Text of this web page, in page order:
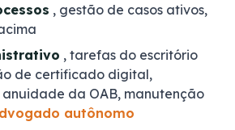
, gestão de casos ativos,
, tarefas do escritório
de certificado digital,
da OAB, manutenção
autônomo